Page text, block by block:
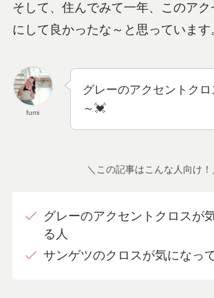
そして、住んでみて一年、このアク
にして良かったな～と思っています
fumi
グレーのアクセントク
～💓
＼この記事はこんな人向け！
グレーのアクセントクロスが
る人
サンゲツのクロスが気になっ